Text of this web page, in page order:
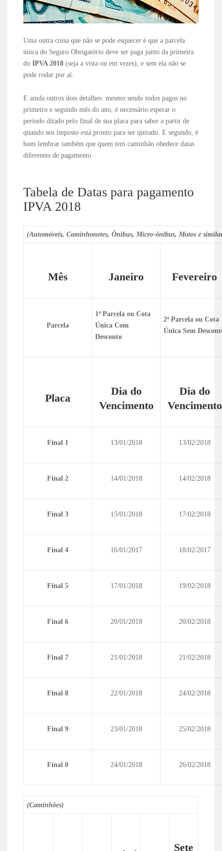
Uma outra coisa que não se pode esquecer é que a parcela
única do Seguro Obrigatório deve ser paga junto da primeira
do IPVA 2018 (seja a vista ou em vezes), e sem ela não se
pode rodar por aí.
E ainda outros dois detalhes: mesmo sendo todos pagos no
primeiro e segundo mês do ano, é necessário esperar o
período ditado pelo final de sua placa para saber a partir de
quando seu imposto está pronto para ser quitado. E segundo, é
bom lembrar também que quem tem caminhão obedece datas
diferentes de pagamento.
Tabela de Datas para pagamento
IPVA 2018
(Automóveis, Caminhonetes, Ônibus, Micro-ônibus, Motos e
Mês Janeiro Fevereiro
Parcela
1ª Parcela ou Cota
Única Com
Desconto
2ª Parcela ou Cota
Única Sem
Placa
Dia do
Vencimento
Dia do
Vencimento
Final 1 13/01/2018 13/02/2018
Final 2 14/01/2018 14/02/2018
Final 3 15/01/2018 17/02/2018
Final 4 16/01/2017 18/02/2017
Final 5 17/01/2018 19/02/2018
Final 6 20/01/2018 20/02/2018
Final 7 21/01/2018 21/02/2018
Final 8 22/01/2018 24/02/2018
Final 9 23/01/2018 25/02/2018
Final 0 24/01/2018 26/02/2018
(Caminhões)
Sete